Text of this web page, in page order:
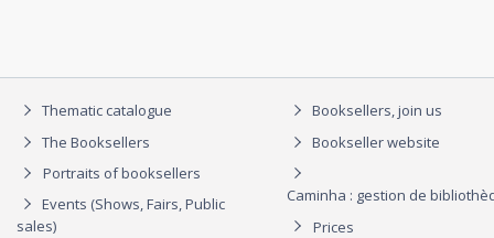
Thematic catalogue
The Booksellers
Portraits of booksellers
Events (Shows, Fairs, Public
sales)
Booksellers, join us
Bookseller website
Caminha : gestion de
Prices